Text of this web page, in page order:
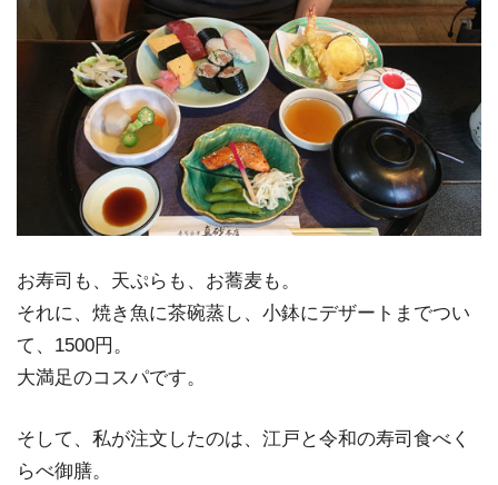
お寿司も、天ぷらも、お蕎麦も。
それに、焼き魚に茶碗蒸し、小鉢にデザートまでつい
て、1500円。
大満足のコスパです。
そして、私が注文したのは、江戸と令和の寿司食べく
らべ御膳。